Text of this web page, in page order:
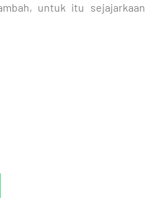
untuk itu